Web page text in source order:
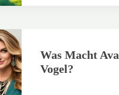
Was Macht Ava
Vogel?